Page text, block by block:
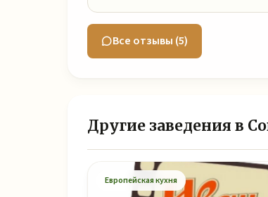
Все отзывы (5)
Другие заведения в
Европейская кухня